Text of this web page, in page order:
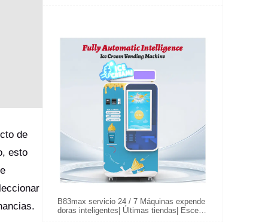
de
esto
B83max servicio 24 / 7 Máquinas expende
doras inteligentes| Últimas tiendas| Esceni